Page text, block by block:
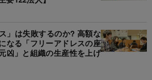
」は失敗するのか? 高額な
なる「フリーアドレスの座
凶」と組織の生産性を上げ